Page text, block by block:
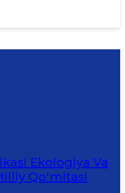
Ekologiya Va
Qo‘mitasi